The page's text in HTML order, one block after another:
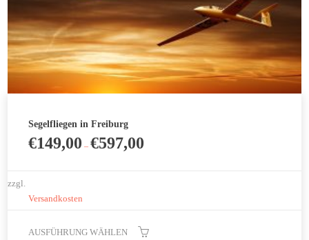
werden
Segelfliegen in Freiburg
€149,00 –€597,00
zzgl.
Versandkosten
AUSFÜHRUNG WÄHLEN